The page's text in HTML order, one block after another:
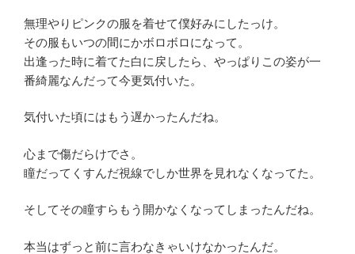
無理やりピンクの服を着せて僕好みにしたっけ。
その服もいつの間にかボロボロになって。
出逢った時に着てた白に戻したら、やっぱりこの姿が一
番綺麗なんだって今更気付いた。
気付いた頃にはもう遅かったんだね。
心まで傷だらけでさ。
瞳だってくすんだ視線でしか世界を見れなくなってた。
そしてその瞳すらもう開かなくなってしまったんだね。
本当はずっと前に言わなきゃいけなかったんだ。